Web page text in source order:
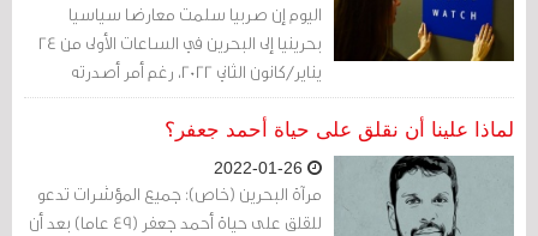
اليوم إن صربيا سلمت معارضا سياسيا
بحرينيا إلى البحرين في الساعات الأولى من 24
يناير/كانون الثاني 2022، رغم أمر أصدرته
"المحكمة الأوروبية لحقوق الإنسان" بحظر
تسليمه على وجه التحديد بانتظار مزيد من
المعلومات.
لماذا علينا أن نقلق على حياة أحمد جعفر؟
مرآة البحرين (خاص): جميع المؤشرات تدعو
للقلق على حياة أحمد جعفر (49 عاما) بعد أن